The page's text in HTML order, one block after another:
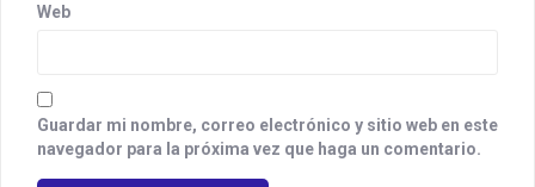
Web
Guardar mi nombre, correo electrónico y sitio web en este
navegador para la próxima vez que haga un comentario.